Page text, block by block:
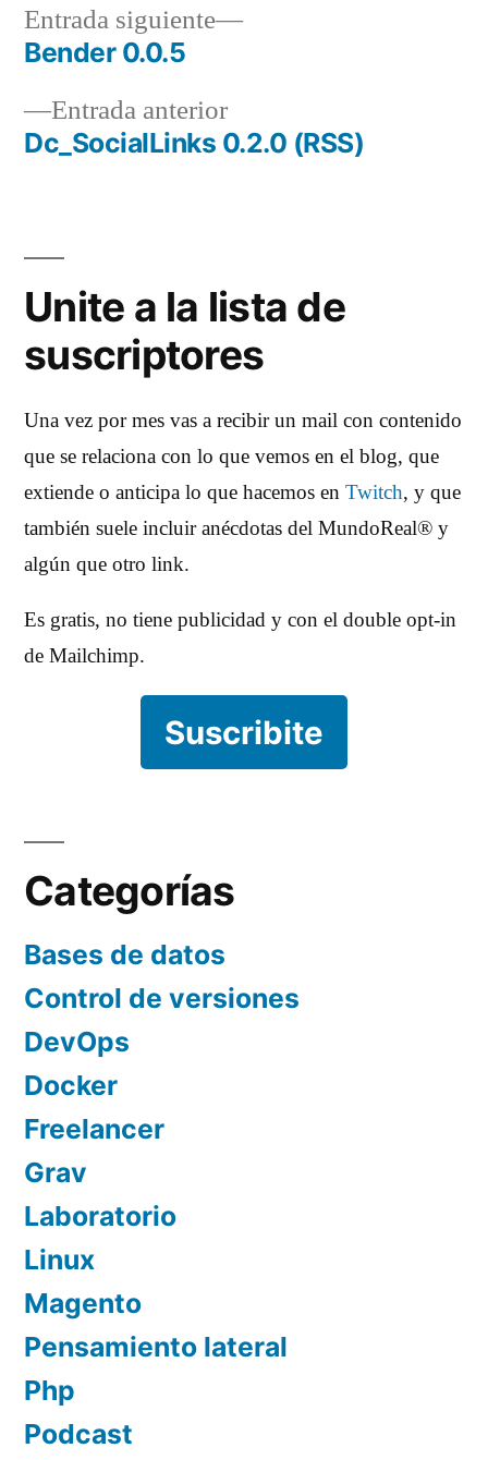
Navegación
de
entradas
Entrada anteriorEntrada
anterior:
Dc_SocialLinks 0.2.0 (RSS)
Entrada siguiente
Entrada
Bender 0.0.5
Unite a la lista de
suscriptores
Una vez por mes vas a recibir un mail con contenido
que se relaciona con lo que vemos en el blog, que
extiende o anticipa lo que hacemos en Twitch, y que
también suele incluir anécdotas del MundoReal® y
algún que otro link.
Es gratis, no tiene publicidad y con el double opt-in
de Mailchimp.
Suscribite
Categorías
Bases de datos
Control de versiones
DevOps
Docker
Freelancer
Grav
Laboratorio
Linux
Magento
Pensamiento lateral
Php
Podcast